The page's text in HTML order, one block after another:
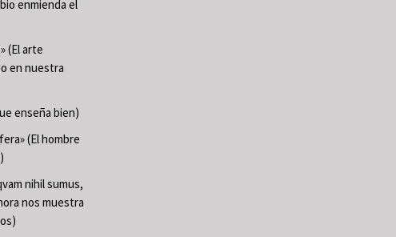
enmienda el
(El arte
en nuestra
enseña bien)
(El hombre
nihil sumus,
nos muestra